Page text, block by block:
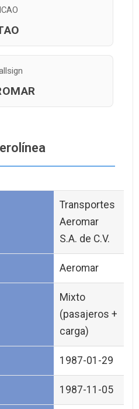
ICAO
Transportes
Aeromar
S.A. de C.V.
Aeromar
Mixto
(pasajeros +
carga)
1987-01-29
1987-11-05